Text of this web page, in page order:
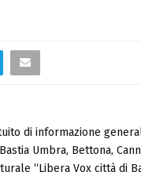
di informazione
Umbra, Bettona,
“Libera Vox città di